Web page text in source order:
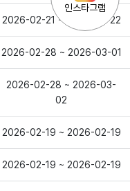
2026-02-21 ~ 2026-02-22
2026-02-28 ~ 2026-03-01
2026-02-28 ~ 2026-03-
02
2026-02-19 ~ 2026-02-19
2026-02-19 ~ 2026-02-19
인스타그램